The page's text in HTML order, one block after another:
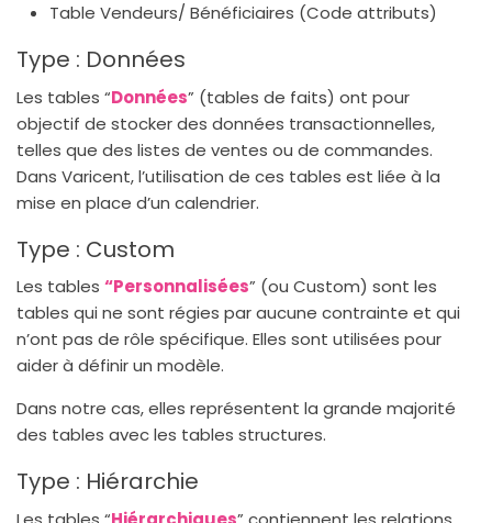
Table Vendeurs/ Bénéficiaires (Code attributs)
Type : Données
Les tables “Données” (tables de faits) ont pour
objectif de stocker des données transactionnelles,
telles que des listes de ventes ou de commandes.
Dans Varicent, l’utilisation de ces tables est liée à la
mise en place d’un calendrier.
Type : Custom
Les tables “Personnalisées” (ou Custom) sont les
tables qui ne sont régies par aucune contrainte et qui
n’ont pas de rôle spécifique. Elles sont utilisées pour
aider à définir un modèle.
Dans notre cas, elles représentent la grande majorité
des tables avec les tables structures.
Type : Hiérarchie